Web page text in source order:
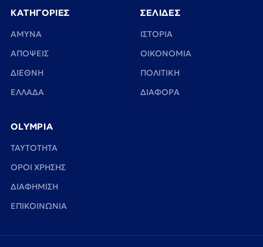
ΚΑΤΗΓΟΡΙΕΣ
ΑΜΥΝΑ
ΑΠΟΨΕΙΣ
ΔΙΕΘΝΗ
ΕΛΛΑΔΑ
ΣΕΛΙΔΕΣ
ΙΣΤΟΡΙΑ
ΟΙΚΟΝΟΜΙΑ
ΠΟΛΙΤΙΚΗ
ΔΙΑΦΟΡΑ
OLYMPIA
TAYTOTHTA
ΟΡΟΙ ΧΡΗΣΗΣ
ΔΙΑΦΗΜΙΣΗ
ΕΠΙΚΟΙΝΩΝΙΑ